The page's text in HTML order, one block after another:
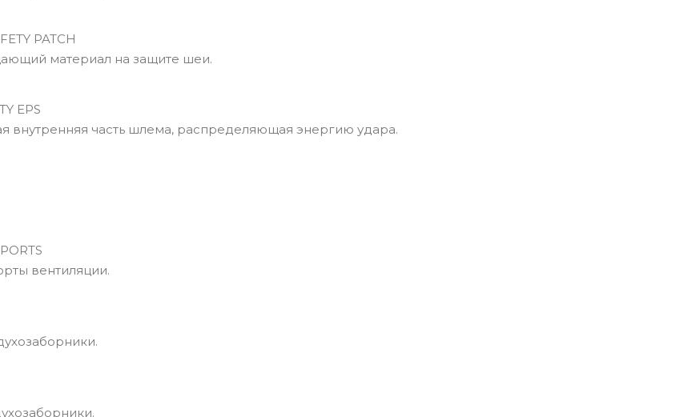
PATCH
материал на защите шеи.
EPS
внутренняя часть шлема, распределяющая энергию удара.
вентиляции.